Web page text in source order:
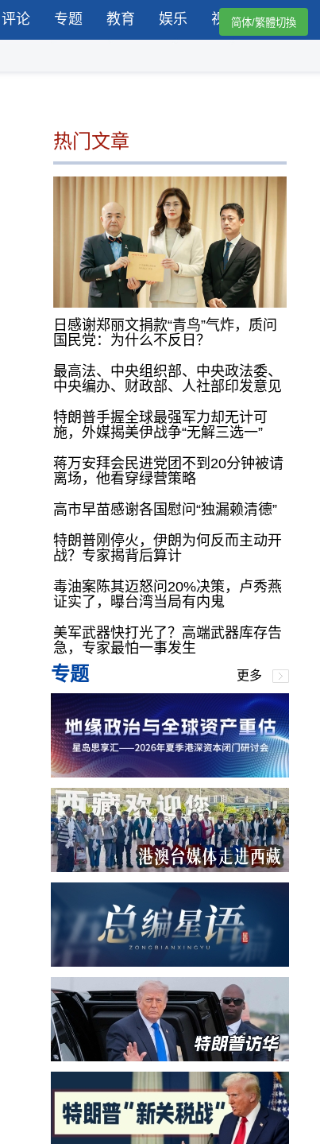
评论 专题 教育 娱乐 视频简体/繁體切換
热门文章
日感谢郑丽文捐款“青鸟”气炸，质问
国民党：为什么不反日？
最高法、中央组织部、中央政法委、
中央编办、财政部、人社部印发意见
特朗普手握全球最强军力却无计可
施，外媒揭美伊战争“无解三选一”
蒋万安拜会民进党团不到20分钟被请
离场，他看穿绿营策略
高市早苗感谢各国慰问“独漏赖清德”
特朗普刚停火，伊朗为何反而主动开
战？专家揭背后算计
毒油案陈其迈怒问20%决策，卢秀燕
证实了，曝台湾当局有内鬼
美军武器快打光了？高端武器库存告
急，专家最怕一事发生
专题 更多